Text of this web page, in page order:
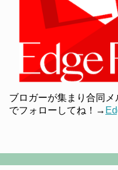
ブロガーが集まり合同
でフォローしてね！→